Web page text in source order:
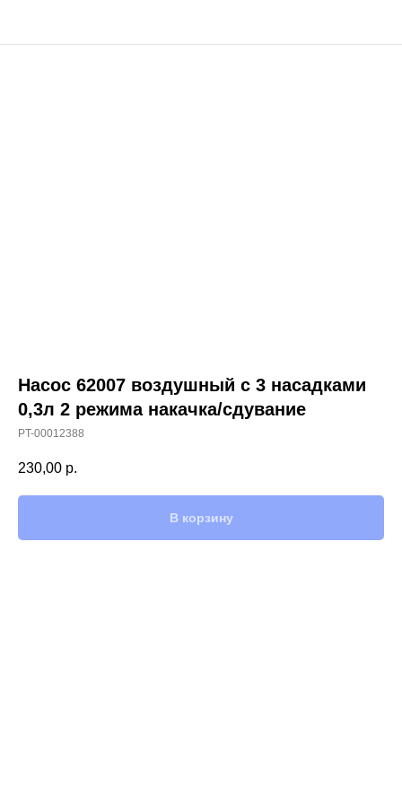
Насос 62007 воздушный с 3 насадками
0,3л 2 режима накачка/сдувание
PT-00012388
230,00 р.
В корзину